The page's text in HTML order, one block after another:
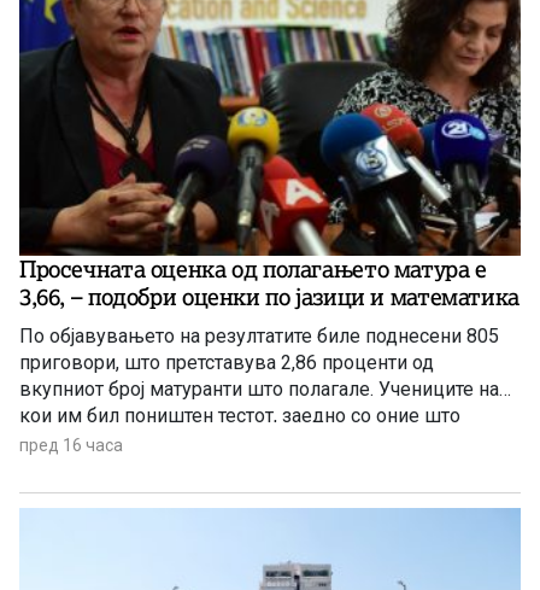
Просечната оценка од полагањето матура е
3,66, – подобри оценки по јазици и математика
По објавувањето на резултатите биле поднесени 805
приговори, што претставува 2,86 проценти од
вкупниот број матуранти што полагале. Учениците на
кои им бил поништен тестот, заедно со оние што
отсуствувале во јуни, ќе може да полагаат во
пред 16 часа